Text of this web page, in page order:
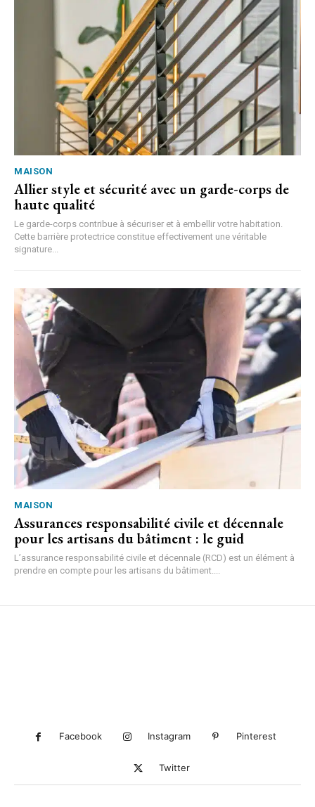
MAISON
Allier style et sécurité avec un garde-corps de
haute qualité
Le garde-corps contribue à sécuriser et à embellir votre habitation.
Cette barrière protectrice constitue effectivement une véritable
signature...
MAISON
Assurances responsabilité civile et décennale
pour les artisans du bâtiment : le guid
L’assurance responsabilité civile et décennale (RCD) est un élément à
prendre en compte pour les artisans du bâtiment....
Facebook Instagram Pinterest
Twitter